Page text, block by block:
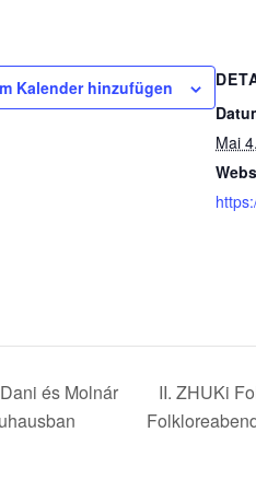
Kalender hinzufügen
Mai
és Molnár
II. ZHUKi